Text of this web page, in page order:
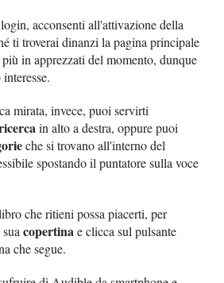
acconsenti all'attivazione della
ti troverai dinanzi la pagina principale
in apprezzati del momento, dunque
mirata, invece, puoi servirti
in alto a destra, oppure puoi
che si trovano all'interno del
spostando il puntatore sulla voce
che ritieni possa piacerti, per
suacopertinae clicca sul pulsante
che segue.